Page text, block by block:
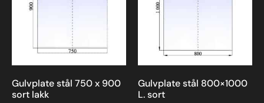
Gulvplate stål 750 x 900
sort lakk
Gulvplate stål 800×1000
L. sort